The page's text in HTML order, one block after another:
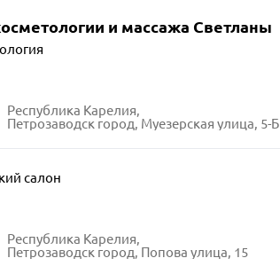
и массажа Светланы
Республика Карелия,
Петрозаводск город, Муезерская улица, 5-Б
салон
Республика Карелия,
Петрозаводск город, Попова улица, 15